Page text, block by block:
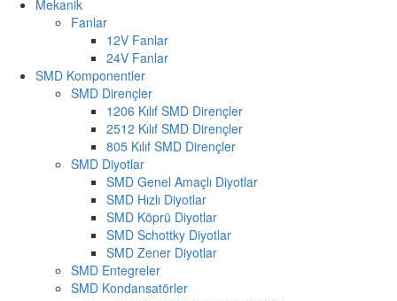
Mekanik
Fanlar
12V Fanlar
24V Fanlar
SMD Komponentler
SMD Dirençler
1206 Kılıf SMD Dirençler
2512 Kılıf SMD Dirençler
805 Kılıf SMD Dirençler
SMD Diyotlar
SMD Genel Amaçlı Diyotlar
SMD Hızlı Diyotlar
SMD Köprü Diyotlar
SMD Schottky Diyotlar
SMD Zener Diyotlar
SMD Entegreler
SMD Kondansatörler